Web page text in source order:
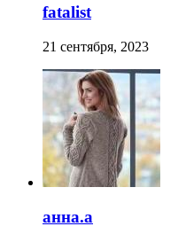
fatalist
21 сентября, 2023
анна.a